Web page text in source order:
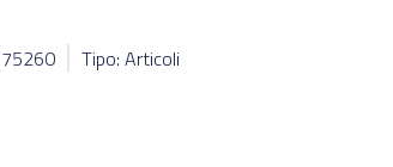
Tipo: Articoli